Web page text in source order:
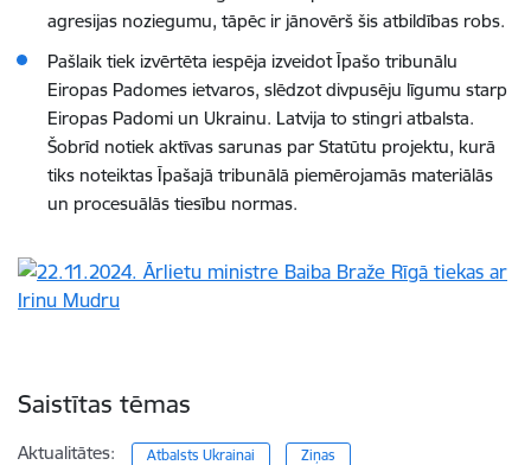
agresijas noziegumu, tāpēc ir jānovērš šis atbildības robs.
Pašlaik tiek izvērtēta iespēja izveidot Īpašo tribunālu
Eiropas Padomes ietvaros, slēdzot divpusēju līgumu starp
Eiropas Padomi un Ukrainu. Latvija to stingri atbalsta.
Šobrīd notiek aktīvas sarunas par Statūtu projektu, kurā
tiks noteiktas Īpašajā tribunālā piemērojamās materiālās
un procesuālās tiesību normas.
Saistītas tēmas
Aktualitātes: Atbalsts Ukrainai Ziņas